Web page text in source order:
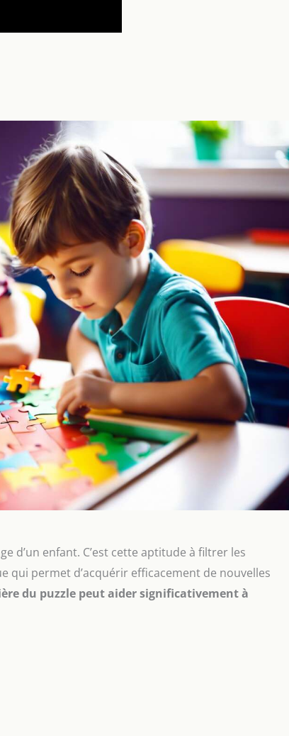
d’un enfant. C’est cette aptitude à filtrer les
qui permet d’acquérir efficacement de nouvelles
du puzzle peut aider significativement à